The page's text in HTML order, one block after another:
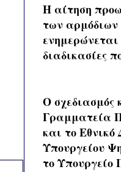
Η αίτηση
των αρμόδιων
διαδικασίες
Ο σχεδιασμός
Γραμματεία
και το
Υπουργείου
το Υπουργείο